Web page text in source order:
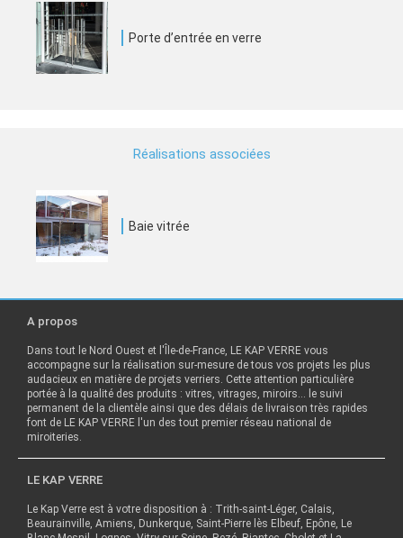
Porte d’entrée en verre
Réalisations associées
Baie vitrée
A propos
Dans tout le Nord Ouest et l'Île-de-France, LE KAP VERRE vous
accompagne sur la réalisation sur-mesure de tous vos projets les plus
audacieux en matière de projets verriers. Cette attention particulière
portée à la qualité des produits : vitres, vitrages, miroirs… le suivi
permanent de la clientèle ainsi que des délais de livraison très rapides
font de LE KAP VERRE l'un des tout premier réseau national de
miroiteries.
LE KAP VERRE
Le Kap Verre est à votre disposition à : Trith-saint-Léger, Calais,
Beaurainville, Amiens, Dunkerque, Saint-Pierre lès Elbeuf, Epône, Le